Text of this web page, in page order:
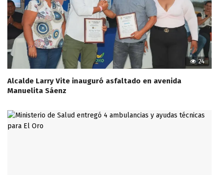
24
Alcalde Larry Vite inauguró asfaltado en avenida
Manuelita Sáenz